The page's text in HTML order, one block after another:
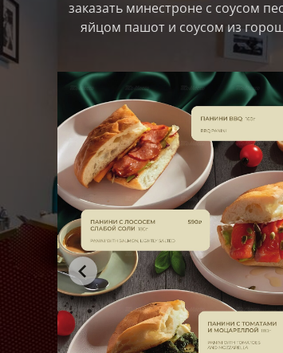
заказать минестроне с соусом
яйцом пашот и соусом из